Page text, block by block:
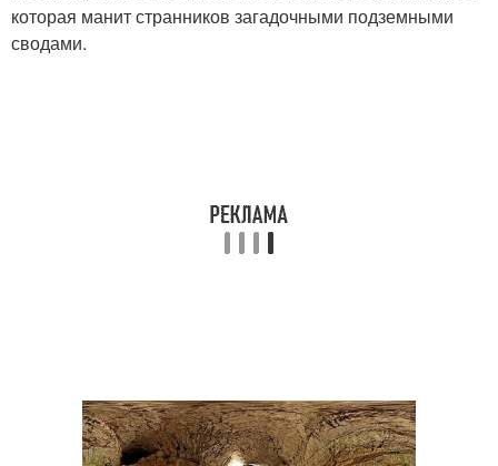
которая манит странников загадочными подземными
сводами.